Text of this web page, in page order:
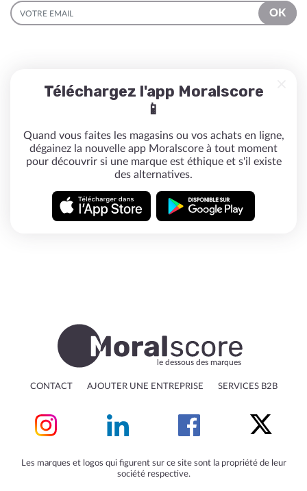
EMAIL
OK
Téléchargez l'app Moralscore
📱
Quand vous faites les magasins ou vos achats en ligne,
dégainez la nouvelle app Moralscore à tout moment
pour découvrir si une marque est éthique et s'il existe
des alternatives.
le dessous des marques
CONTACT AJOUTER UNE ENTREPRISE SERVICES B2B
Les marques et logos qui figurent sur ce site sont la propriété de leur
société respective.